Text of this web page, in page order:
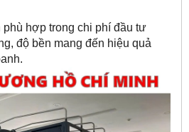
hợp trong chi phí đầu tư
độ bền mang đến hiệu quả